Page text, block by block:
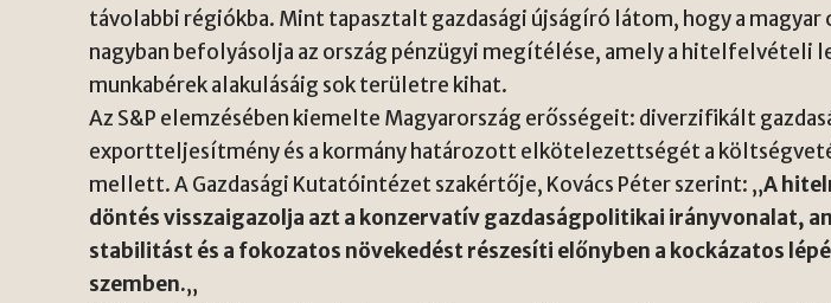
távolabbi régiókba. Mint tapasztalt gazdasági újságíró látom, hogy a magyar
nagyban befolyásolja az ország pénzügyi megítélése, amely a hitelfelvételi
munkabérek alakulásáig sok területre kihat.
Az S&P elemzésében kiemelte Magyarország erősségeit: diverzifikált
exportteljesítmény és a kormány határozott elkötelezettségét a
mellett. A Gazdasági Kutatóintézet szakértője, Kovács Péter szerint: „A
döntés visszaigazolja azt a konzervatív gazdaságpolitikai irányvonalat,
stabilitást és a fokozatos növekedést részesíti előnyben a kockázatos
szemben.„